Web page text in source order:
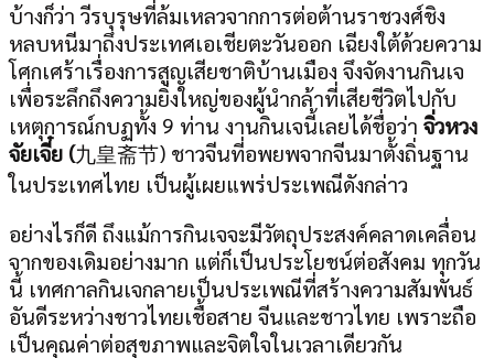
บ้างก็ว่า วีรบุรุษที่ล้มเหลวจากการต่อต้านราชวงศ์ชิง
หลบหนีมาถึงประเทศเอเชียตะวันออก เฉียงใต้ด้วยความ
โศกเศร้าเรื่องการสูญเสียชาติบ้านเมือง จึงจัดงานกินเจ
เพื่อระลึกถึงความยิ่งใหญ่ของผู้นำกล้าที่เสียชีวิตไปกับ
เหตุการณ์กบฏทั้ง 9 ท่าน งานกินเจนี้เลยได้ชื่อว่า จิ่วหวง
จัยเจี๋ย (九皇斋节) ชาวจีนที่อพยพจากจีนมาตั้งถิ่นฐาน
ในประเทศไทย เป็นผู้เผยแพร่ประเพณีดังกล่าว
อย่างไรก็ดี ถึงแม้การกินเจจะมีวัตถุประสงค์คลาดเคลื่อน
จากของเดิมอย่างมาก แต่ก็เป็นประโยชน์ต่อสังคม ทุกวัน
นี้ เทศกาลกินเจกลายเป็นประเพณีที่สร้างความสัมพันธ์
อันดีระหว่างชาวไทยเชื้อสาย จีนและชาวไทย เพราะถือ
เป็นคุณค่าต่อสุขภาพและจิตใจในเวลาเดียวกัน